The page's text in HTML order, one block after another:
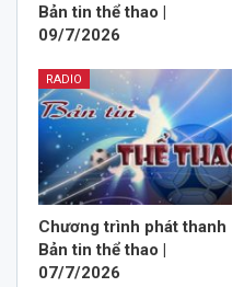
Bản tin thể thao |
09/7/2026
RADIO
Chương trình phát thanh
Bản tin thể thao |
07/7/2026